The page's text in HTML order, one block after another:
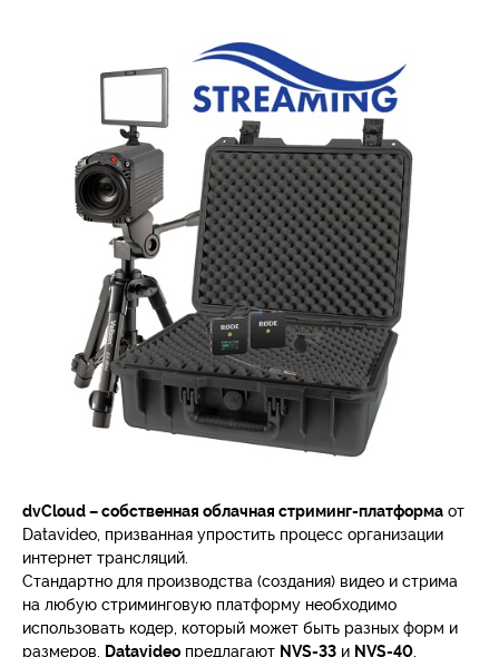
dvCloud – собственная облачная стриминг-платформа от
Datavideo, призванная упростить процесс организации
интернет трансляций.
Стандартно для производства (создания) видео и стрима
на любую стриминговую платформу необходимо
использовать кодер, который может быть разных форм и
размеров.
Datavideo предлагают NVS-33 и NVS-40